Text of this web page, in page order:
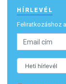
HÍRLEVÉL
Feliratkozáshoz